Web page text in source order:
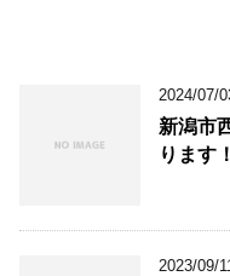
2024/07/
新潟市
ります！
2023/09/